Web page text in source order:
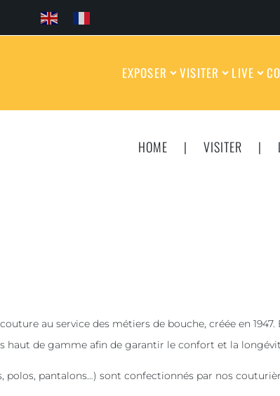
EXPOSER VISITER LIVE
HOME | VISITER |
au service des métiers de bouche, créée en 1947.
haut de gamme afin de garantir le confort et la
polos, pantalons…) sont confectionnés par nos